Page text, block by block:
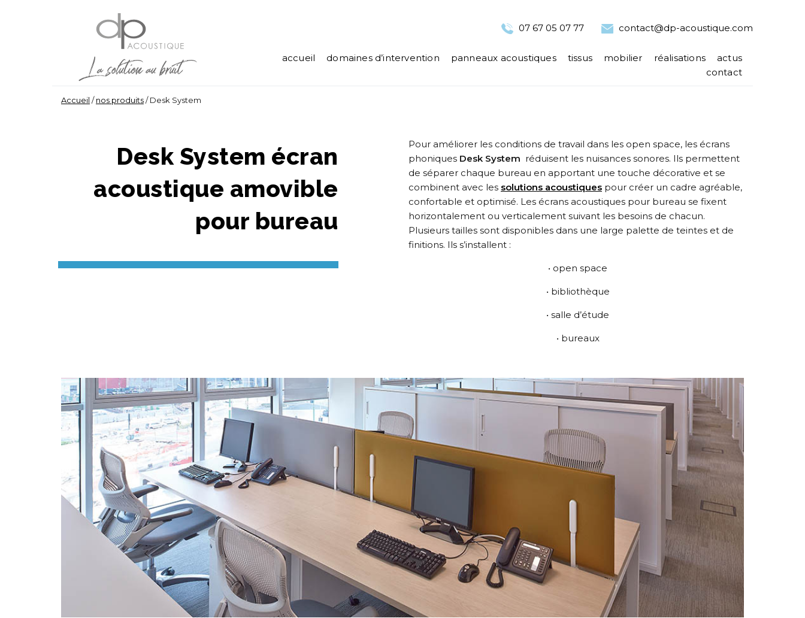
07 67 05 07 77 contact@dp-acoustique.com
accueil domaines d’intervention panneaux acoustiques tissus mobilier réalisations
actus
contact
Accueil /nos produits/Desk System
Desk System écran
acoustique amovible
pour bureau
Pour améliorer les conditions de travail dans les open space, les écrans
phoniques Desk System réduisent les nuisances sonores. Ils permettent
de séparer chaque bureau en apportant une touche décorative et se
combinent avec les solutions acoustiques pour créer un cadre agréable,
confortable et optimisé. Les écrans acoustiques pour bureau se fixent
horizontalement ou verticalement suivant les besoins de chacun.
Plusieurs tailles sont disponibles dans une large palette de teintes et de
finitions. Ils s’installent :
• open space
• bibliothèque
• salle d’étude
• bureaux